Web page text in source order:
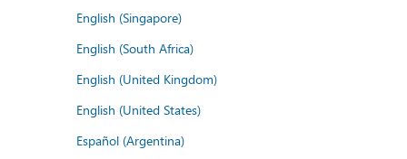
English (Singapore)
English (South Africa)
English (United Kingdom)
English (United States)
Español (Argentina)